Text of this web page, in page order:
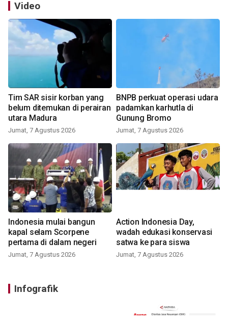
Video
Tim SAR sisir korban yang
belum ditemukan di perairan
utara Madura
Jumat, 7 Agustus 2026
BNPB perkuat operasi udara
padamkan karhutla di
Gunung Bromo
Jumat, 7 Agustus 2026
Indonesia mulai bangun
kapal selam Scorpene
pertama di dalam negeri
Jumat, 7 Agustus 2026
Action Indonesia Day,
wadah edukasi konservasi
satwa ke para siswa
Jumat, 7 Agustus 2026
Infografik